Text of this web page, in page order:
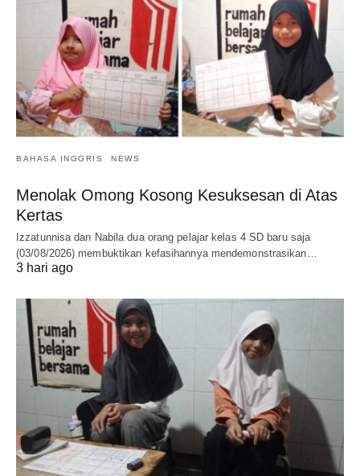
BAHASA INGGRIS NEWS
Menolak Omong Kosong Kesuksesan di Atas
Kertas
Izzatunnisa dan Nabila dua orang pelajar kelas 4 SD baru saja
(03/08/2026) membuktikan kefasihannya mendemonstrasikan…
3 hari ago